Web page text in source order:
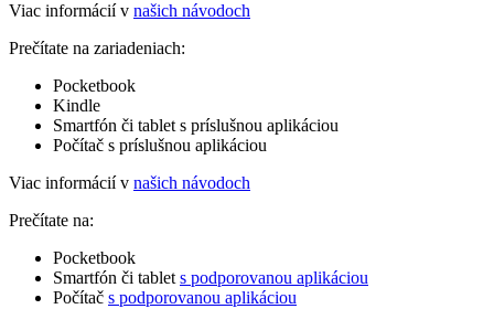
Viac informácií v našich návodoch
Prečítate na zariadeniach:
Pocketbook
Kindle
Smartfón či tablet s príslušnou aplikáciou
Počítač s príslušnou aplikáciou
Viac informácií v našich návodoch
Prečítate na:
Pocketbook
Smartfón či tablet s podporovanou aplikáciou
Počítač s podporovanou aplikáciou